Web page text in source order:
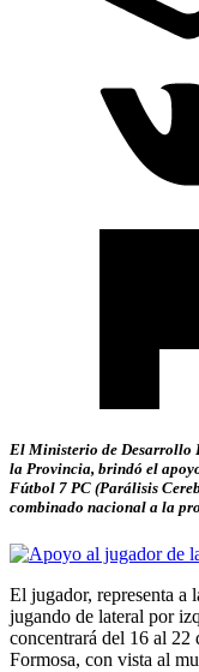
El Ministerio de Desarrollo
la Provincia, brindó el
Fútbol 7 PC (Parálisis
combinado nacional a la
El jugador, representa a
jugando de lateral por
concentrará del 16 al 22
Formosa, con vista al